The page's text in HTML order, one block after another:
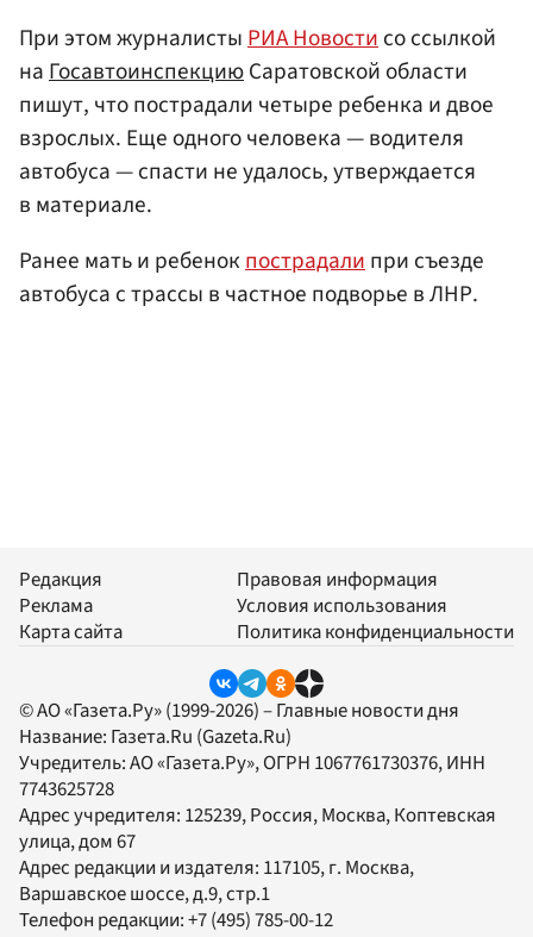
При этом журналистыРИА Новостисо ссылкой
наГосавтоинспекциюСаратовской области
пишут, что пострадали четыре ребенка и двое
взрослых. Еще одного человека — водителя
автобуса — спасти не удалось, утверждается
в материале.
Ранее мать и ребенокпострадалипри съезде
автобуса с трассы в частное подворье в ЛНР.
Редакция
Реклама
Карта сайта
Правовая информация
Условия использования
Политика конфиденциальности
© АО «Газета.Ру» (1999-2026) – Главные новости дня
Название: Газета.Ru (Gazeta.Ru)
Учредитель:АО «Газета.Ру», ОГРН 1067761730376, ИНН
7743625728
Адрес учредителя: 125239, Россия, Москва, Коптевская
улица, дом 67
Адрес редакции и издателя: 117105, г. Москва,
Варшавское шоссе, д.9, стр.1
Телефон редакции:+7 (495) 785-00-12